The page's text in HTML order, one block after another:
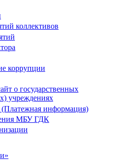
коллективов
коррупции
о государственных
учреждениях
(Платежная информация)
МБУ ГДК